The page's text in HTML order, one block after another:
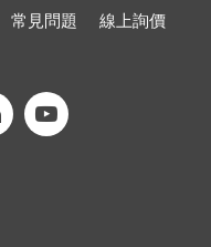
常見問題
線上詢價